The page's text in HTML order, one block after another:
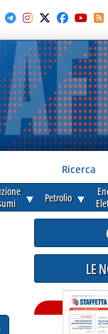
Ricerca
▼ Petrolio ▼
LE